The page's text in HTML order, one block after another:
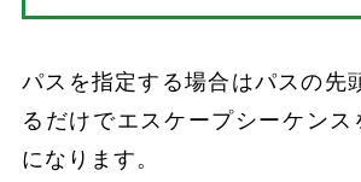
パスを指定する場合はパスの先
るだけでエスケープシーケンス
になります。